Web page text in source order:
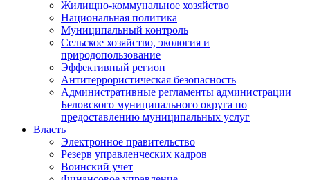
Жилищно-коммунальное хозяйство
Национальная политика
Муниципальный контроль
Сельское хозяйство, экология и
природопользование
Эффективный регион
Антитеррористическая безопасность
Административные регламенты администрации
Беловского муниципального округа по
предоставлению муниципальных услуг
Власть
Электронное правительство
Резерв управленческих кадров
Воинский учет